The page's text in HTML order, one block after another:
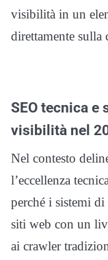
visibilità in un
direttamente sulla
SEO tecnica e
visibilità nel
Nel contesto
l’eccellenza
perché i sistemi
siti web con un
ai crawler